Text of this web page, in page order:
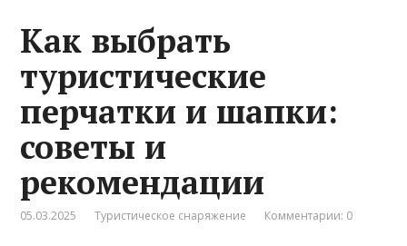
Как выбрать
туристические
перчатки и шапки:
советы и
рекомендации
05.03.2025 Туристическое снаряжение Комментарии: 0